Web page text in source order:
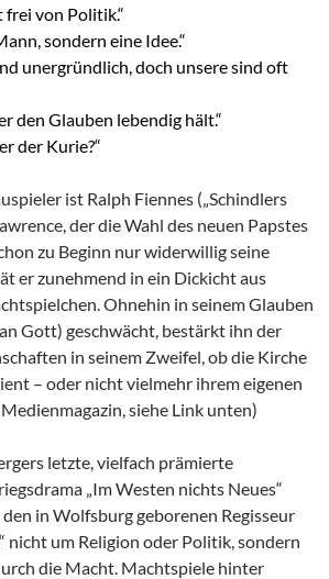
frei von Politik.“
sondern eine Idee.“
unergründlich, doch unsere sind oft
den Glauben lebendig hält.“
der Kurie?“
ist Ralph Fiennes („Schindlers
der die Wahl des neuen Papstes
zu Beginn nur widerwillig seine
er zunehmend in ein Dickicht aus
Ohnehin in seinem Glauben
Gott) geschwächt, bestärkt ihn der
in seinem Zweifel, ob die Kirche
– oder nicht vielmehr ihrem eigenen
siehe Link unten)
letzte, vielfach prämierte
„Im Westen nichts Neues“
in Wolfsburg geborenen Regisseur
nicht um Religion oder Politik, sondern
die Macht. Machtspiele hinter